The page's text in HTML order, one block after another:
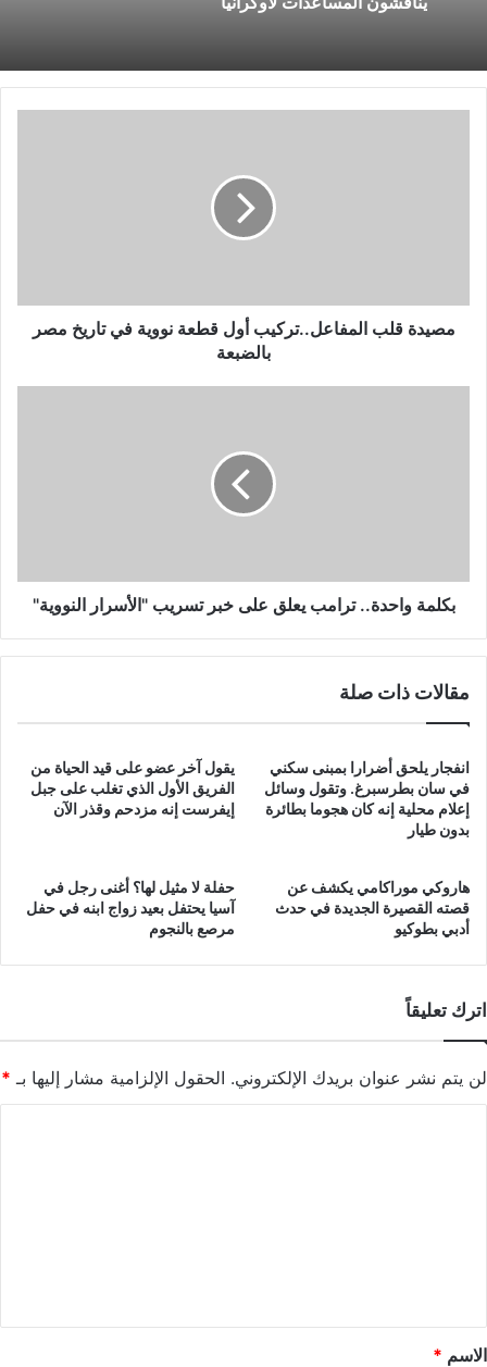
مصر
بالضبعة
مصيدة قلب المفاعل..تركيب أول قطعة نووية في تاريخ مصر
بالضبعة
النووية"
بكلمة واحدة.. ترامب يعلق على خبر تسريب "الأسرار النووية"
مقالات ذات صلة
انفجار يلحق أضرارا بمبنى سكني
في سان بطرسبرغ. وتقول وسائل
إعلام محلية إنه كان هجوما بطائرة
بدون طيار
يقول آخر عضو على قيد الحياة من
الفريق الأول الذي تغلب على جبل
إيفرست إنه مزدحم وقذر الآن
هاروكي موراكامي يكشف عن
قصته القصيرة الجديدة في حدث
أدبي بطوكيو
حفلة لا مثيل لها؟ أغنى رجل في
آسيا يحتفل بعيد زواج ابنه في حفل
مرصع بالنجوم
اترك تعليقاً
لن يتم نشر عنوان بريدك الإلكتروني. الحقول الإلزامية مشار إليها بـ *
*
الاسم *